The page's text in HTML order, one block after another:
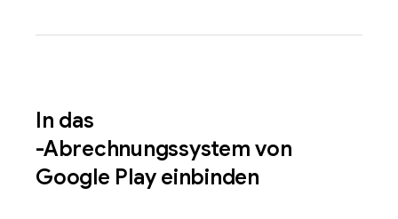
In das
-Abrechnungssystem von
Google Play einbinden